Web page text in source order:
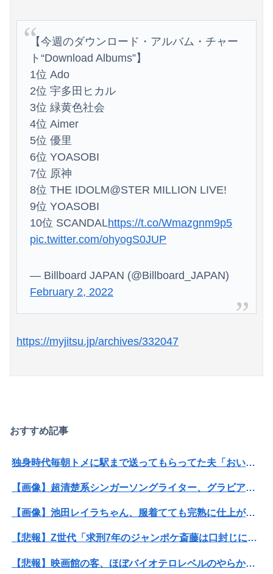
Powered by livedoor 相互RSS
【今週のダウンロード・アルバム・チャー
ト“Download Albums”】
1位 Ado
2位 宇多田ヒカル
3位 緑黄色社会
4位 Aimer
5位 優里
6位 YOASOBI
7位 原神
8位 THE IDOLM@STER MILLION LIVE!
9位 YOASOBI
10位 SCANDALhttps://t.co/Wmazgnm9p5
pic.twitter.com/ohyogS0JUP
— Billboard JAPAN (@Billboard_JAPAN)
February 2, 2022
https://myjitsu.jp/archives/332047
おすすめ記事
独身時代毎朝トメに駅まで送ってもらってた夫「おい駅まで送れよ」私「だって子供寝てるのよ」夫「起こせばいいだろ！」私「歩いて行ける距離でしょう！」夫「俺は仕事なんだぞ！」
【画像】超清楚系シンガーソングライター、グラビアが可愛すぎるwwww“虫博士”片田陽依、「ヤンジャン」で圧倒的な透明感ビジュアルを披露！！
【画像】池田レイラちゃん、服着てても完熟に仕上がるｗｗｗｗｗｗｗｗｗｗｗｗｗｗ
【悲報】Z世代「求刑7年のジャンポケ斎藤は口封じに被害者殺した方が量刑軽かっただろ」←1万いいね
【悲報】映画館の客、ほぼバイオテロレベルのやらかしで観客が避難する事態にｗｗｗｗ